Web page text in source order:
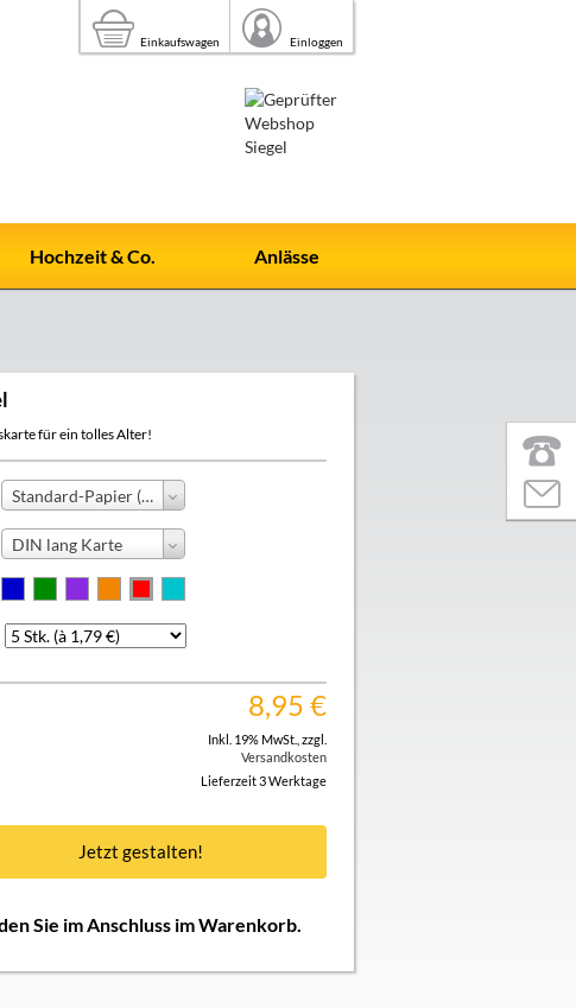
Einkaufswagen Einloggen
Hochzeit & Co. Anlässe
für ein tolles Alter!
Standard-Papier (+0,00 €)
DIN lang Karte
8,95 €
Inkl. 19% MwSt. zzgl.
Versandkosten
Lieferzeit 3 Werktage
Jetzt gestalten!
Sie im Anschluss im Warenkorb.